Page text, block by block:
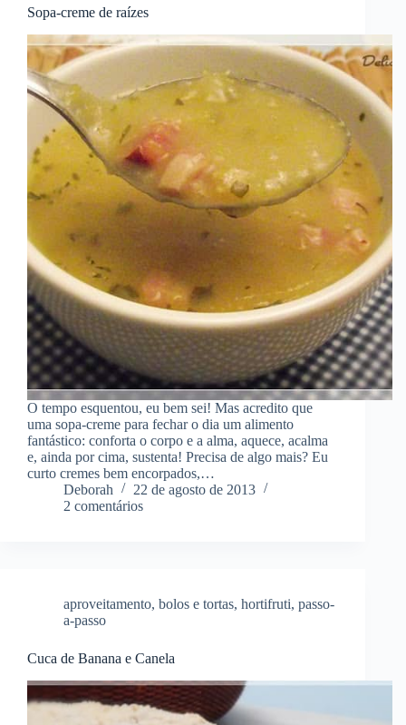
Sopa-creme de raízes
O tempo esquentou, eu bem sei! Mas acredito que
uma sopa-creme para fechar o dia um alimento
fantástico: conforta o corpo e a alma, aquece, acalma
e, ainda por cima, sustenta! Precisa de algo mais? Eu
curto cremes bem encorpados,…
Deborah
22 de agosto de 2013
2 comentários
aproveitamento, bolos e tortas, hortifruti, passo-
a-passo
Cuca de Banana e Canela